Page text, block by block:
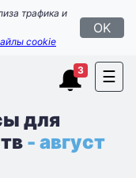
трафика и
cookie
OK
☰
3
для
- август